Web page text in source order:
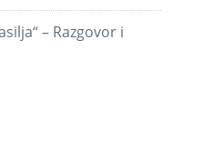
– Razgovor i